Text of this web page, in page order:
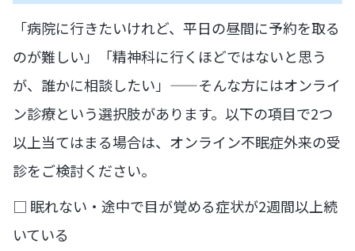
「病院に行きたいけれど、平日の昼間に予約を取る
のが難しい」「精神科に行くほどではないと思う
が、誰かに相談したい」——そんな方にはオンライ
ン診療という選択肢があります。以下の項目で2つ
以上当てはまる場合は、オンライン不眠症外来の受
診をご検討ください。
□ 眠れない・途中で目が覚める症状が2週間以上続
いている